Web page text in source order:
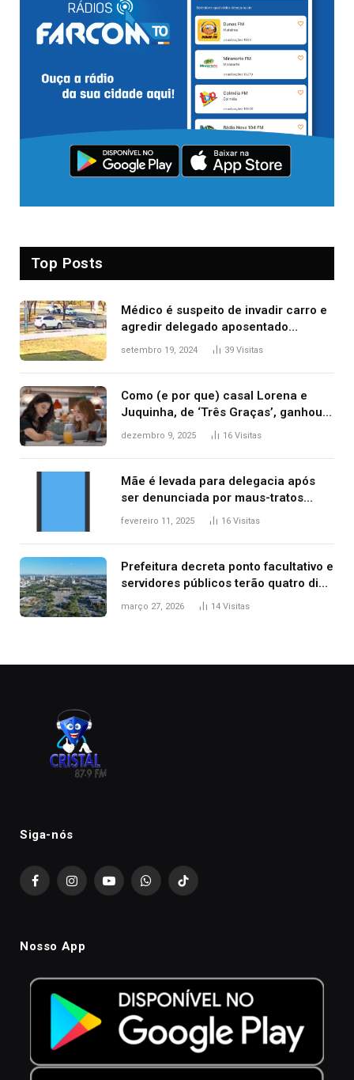
Top Posts
Médico é suspeito de invadir carro e
agredir delegado aposentado
durante confusão no trânsito
setembro 19, 2024 39 Visitas
Como (e por que) casal Lorena e
Juquinha, de ‘Três Graças’, ganhou
repercussão internacional
dezembro 9, 2025 16 Visitas
Mãe é levada para delegacia após
ser denunciada por maus-tratos
contra dois filhos, diz polícia
fevereiro 11, 2025 16 Visitas
Prefeitura decreta ponto facultativo e
servidores públicos terão quatro dias
de folga na Semana Santa
março 27, 2026 14 Visitas
Siga-nós
FacebookInstagramYouTubeWhatsAppTikTok
Nosso App